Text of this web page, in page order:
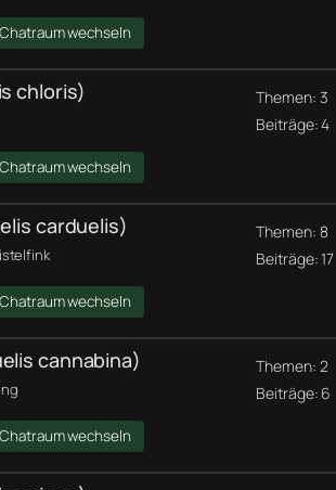
wechseln
chloris)
wechseln
Themen: 3
Beiträge: 4
carduelis)
wechseln
Themen: 8
Beiträge: 17
cannabina)
wechseln
Themen: 2
Beiträge: 6